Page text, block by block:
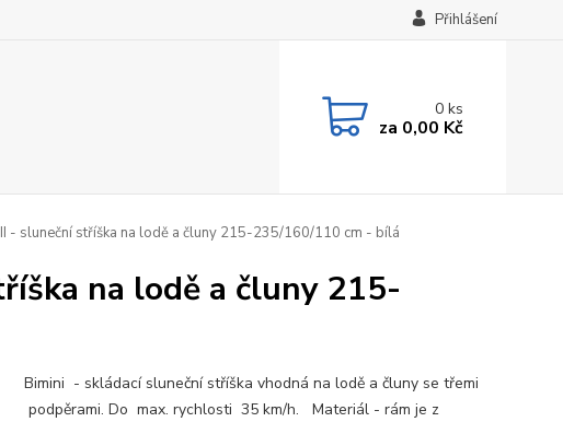
Přihlášení
0ks
za 0,00 Kč
- sluneční stříška na lodě a čluny 215-235/160/110 cm - bílá
na lodě a čluny 215-
Bimini - skládací sluneční stříška vhodná na lodě a čluny se třemi
podpěrami. Do max. rychlosti 35 km/h. Materiál - rám je z